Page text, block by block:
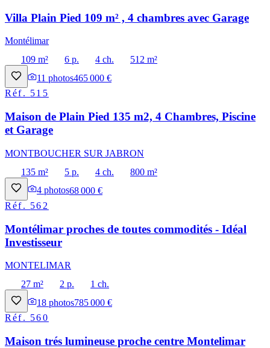
Villa Plain Pied 109 m² , 4 chambres avec Garage
Montélimar
109 m²
6 p. 4 ch.
512 m²
11 photos465 000 €
Réf. 515
Maison de Plain Pied 135 m2, 4 Chambres, Piscine
et Garage
MONTBOUCHER SUR JABRON
135 m²
5 p. 4 ch.
800 m²
4 photos68 000 €
Réf. 562
Montélimar proches de toutes commodités - Idéal
Investisseur
MONTELIMAR
27 m²
2 p.
1 ch.
18 photos785 000 €
Réf. 560
Maison trés lumineuse proche centre Montelimar